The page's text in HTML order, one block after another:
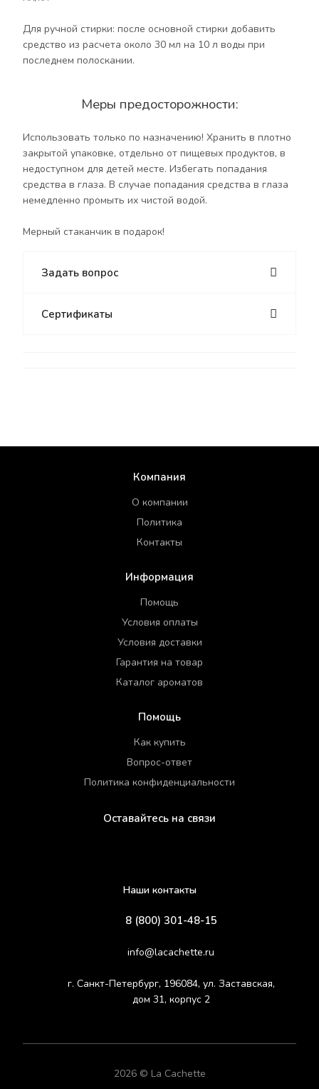
Для ручной стирки: после основной стирки добавить
средство из расчета около 30 мл на 10 л воды при
последнем полоскании.
Меры предосторожности:
Использовать только по назначению! Хранить в плотно
закрытой упаковке, отдельно от пищевых продуктов, в
недоступном для детей месте. Избегать попадания
средства в глаза. В случае попадания средства в глаза
немедленно промыть их чистой водой.
Мерный стаканчик в подарок!
Задать вопрос
Сертификаты
Компания
О компании
Политика
Контакты
Информация
Помощь
Условия оплаты
Условия доставки
Гарантия на товар
Каталог ароматов
Помощь
Как купить
Вопрос-ответ
Политика конфиденциальности
Оставайтесь на связи
Наши контакты
8 (800) 301-48-15
info@lacachette.ru
г. Санкт-Петербург, 196084, ул. Заставская,
дом 31, корпус 2
2026 © La Cachette